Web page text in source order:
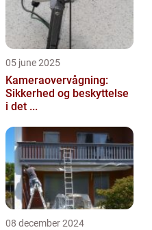
05 june 2025
Kameraovervågning:
Sikkerhed og beskyttelse
i det ...
08 december 2024